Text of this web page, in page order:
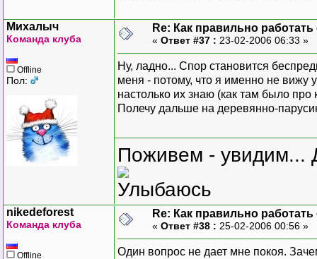
Михалыч
Команда клуба
Offline
Пол:
Re: Как правильно
« Ответ #37 : 23-02-2006 06:33 »
Ну, ладно... Спор становится
меня - потому, что я именно не вижу
настолько их знаю (как там было
Полечу дальше на деревянно-
Поживем - увидим...
nikedeforest
Команда клуба
Offline
Re: Как правильно
« Ответ #38 : 25-02-2006 00:56 »
Один вопрос не дает мне покоя.